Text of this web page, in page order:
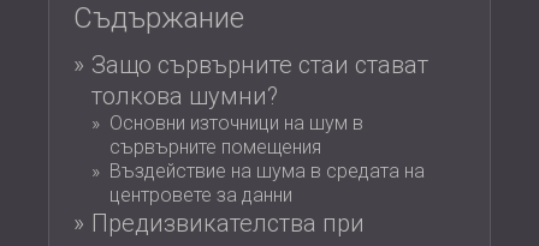
ХОТЕЛИ
ЗВУКОИЗОЛАЦИЯ И АКУСТИКА НА
ЗАЛИ
ЗВУКОИЗОЛАЦИОННИ И АКУСТИЧНИ
РЕШЕНИЯ ЗА ТЪРГОВСКИ ПОМЕЩЕНИЯ
ЗВУКОИЗОЛАЦИЯ И АКУСТИКА НА
УЧЕБНИ ЗАВЕДЕНИЯ
POLAND (PL)
FINLAND (FI)
РОССИЯ (RU)
USA (US)
SOUTH AFRICA (ZA)
Съдържание
Защо сървърните стаи стават
толкова шумни?
Основни източници на шум в
сървърните помещения
Въздействие на шума в средата на
центровете за данни
Предизвикателства при